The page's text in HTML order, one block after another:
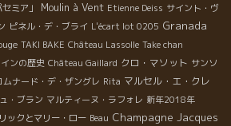
ミア」 Moulin à Vent Etienne Deiss サイント・ヴ
ピネル・デ・ブライ L'écart lot 0205 Granada
TAKI BAKE Château Lassolle Take chan
ンの歴史 Château Gaillard クロ・マソット サンソ
ムナード・デ・ザングレ Rita マルセル・エ・クレ
・ブラン マルティーヌ・ラフォレ 新年2018年
ックとマリー・ロー Beau Champagne Jacques